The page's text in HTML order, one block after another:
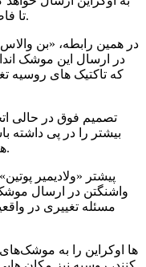
تا فاصله ۸۰ کیلومتری مورد اصابت قرار دهند.
در همین رابطه، «بن
در ارسال این موشک
که تاکتیک های روسیه
تصمیم فوق در حالی
بیشتر را در پی داشته
هرگونه سلاح به اوکراین هشدار داده است.
پیشتر «ولادیمیر
واشنگتن در ارسال موشک
مسئله تغییری در